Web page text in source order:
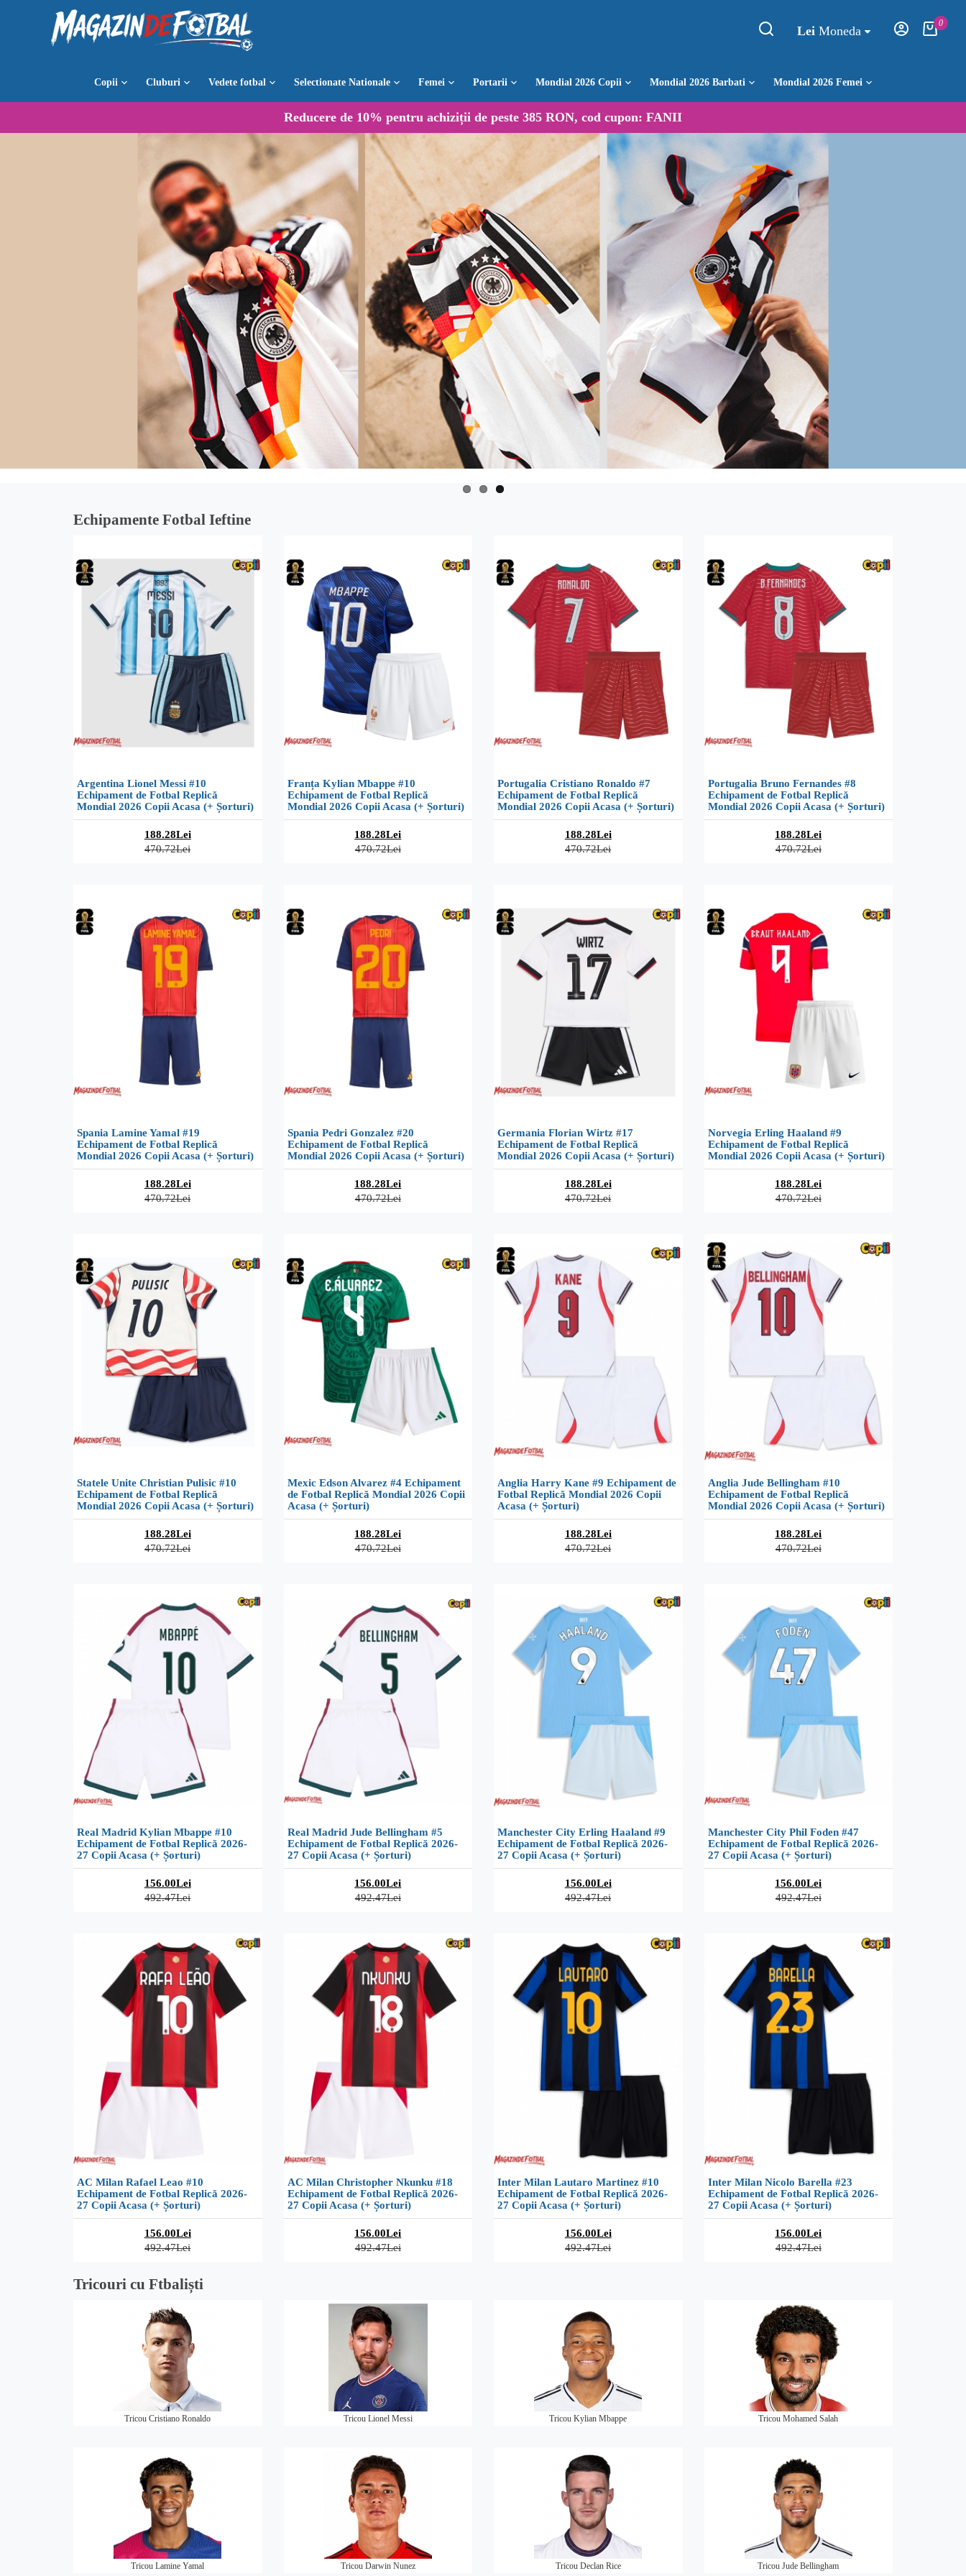
Lei Moneda
0
Copii Cluburi Vedete fotbal Selectionate Nationale Femei Portarii Mondial 2026 Copii Mondial 2026 Barbati Mondial 2026 Femei
Reducere de 10% pentru achiziții de peste 385 RON, cod cupon: FANII
Echipamente Fotbal Ieftine
Argentina Lionel Messi #10
Echipament de Fotbal Replică
Mondial 2026 Copii Acasa (+ Șorturi)
188.28Lei
470.72Lei
Franța Kylian Mbappe #10
Echipament de Fotbal Replică
Mondial 2026 Copii Acasa (+ Șorturi)
188.28Lei
470.72Lei
Portugalia Cristiano Ronaldo #7
Echipament de Fotbal Replică
Mondial 2026 Copii Acasa (+ Șorturi)
188.28Lei
470.72Lei
Portugalia Bruno Fernandes #8
Echipament de Fotbal Replică
Mondial 2026 Copii Acasa (+ Șorturi)
188.28Lei
470.72Lei
Spania Lamine Yamal #19
Echipament de Fotbal Replică
Mondial 2026 Copii Acasa (+ Șorturi)
188.28Lei
470.72Lei
Spania Pedri Gonzalez #20
Echipament de Fotbal Replică
Mondial 2026 Copii Acasa (+ Șorturi)
188.28Lei
470.72Lei
Germania Florian Wirtz #17
Echipament de Fotbal Replică
Mondial 2026 Copii Acasa (+ Șorturi)
188.28Lei
470.72Lei
Norvegia Erling Haaland #9
Echipament de Fotbal Replică
Mondial 2026 Copii Acasa (+ Șorturi)
188.28Lei
470.72Lei
Statele Unite Christian Pulisic #10
Echipament de Fotbal Replică
Mondial 2026 Copii Acasa (+ Șorturi)
188.28Lei
470.72Lei
Mexic Edson Alvarez #4 Echipament
de Fotbal Replică Mondial 2026 Copii
Acasa (+ Șorturi)
188.28Lei
470.72Lei
Anglia Harry Kane #9 Echipament de
Fotbal Replică Mondial 2026 Copii
Acasa (+ Șorturi)
188.28Lei
470.72Lei
Anglia Jude Bellingham #10
Echipament de Fotbal Replică
Mondial 2026 Copii Acasa (+ Șorturi)
188.28Lei
470.72Lei
Real Madrid Kylian Mbappe #10
Echipament de Fotbal Replică 2026-
27 Copii Acasa (+ Șorturi)
156.00Lei
492.47Lei
Real Madrid Jude Bellingham #5
Echipament de Fotbal Replică 2026-
27 Copii Acasa (+ Șorturi)
156.00Lei
492.47Lei
Manchester City Erling Haaland #9
Echipament de Fotbal Replică 2026-
27 Copii Acasa (+ Șorturi)
156.00Lei
492.47Lei
Manchester City Phil Foden #47
Echipament de Fotbal Replică 2026-
27 Copii Acasa (+ Șorturi)
156.00Lei
492.47Lei
AC Milan Rafael Leao #10
Echipament de Fotbal Replică 2026-
27 Copii Acasa (+ Șorturi)
156.00Lei
492.47Lei
AC Milan Christopher Nkunku #18
Echipament de Fotbal Replică 2026-
27 Copii Acasa (+ Șorturi)
156.00Lei
492.47Lei
Inter Milan Lautaro Martinez #10
Echipament de Fotbal Replică 2026-
27 Copii Acasa (+ Șorturi)
156.00Lei
492.47Lei
Inter Milan Nicolo Barella #23
Echipament de Fotbal Replică 2026-
27 Copii Acasa (+ Șorturi)
156.00Lei
492.47Lei
Tricouri cu Ftbaliști
Tricou Cristiano Ronaldo Tricou Lionel Messi Tricou Kylian Mbappe Tricou Mohamed Salah
Tricou Lamine Yamal Tricou Darwin Nunez Tricou Declan Rice Tricou Jude Bellingham